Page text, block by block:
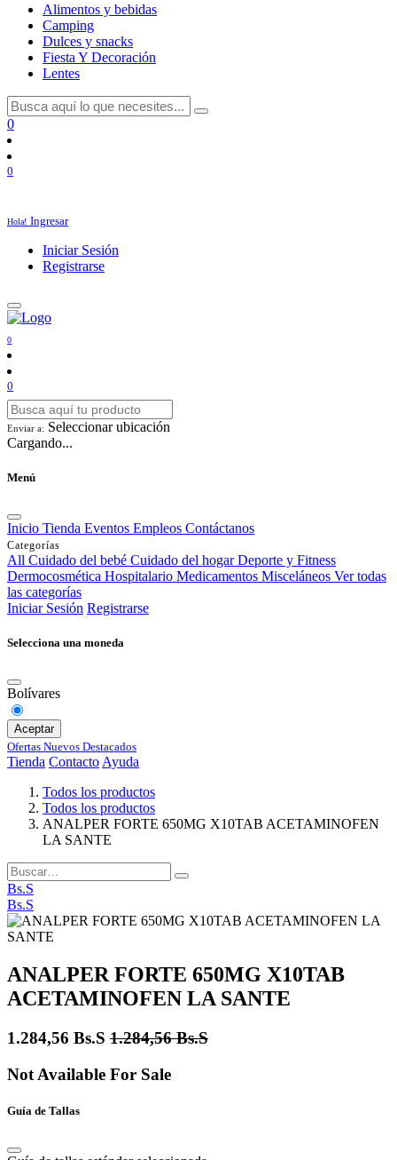
Alimentos y bebidas
Camping
Dulces y snacks
Fiesta Y Decoración
Lentes
0
0
Hola! Ingresar
Iniciar Sesión
Registrarse
0
0
Enviar a: Seleccionar ubicación
Cargando...
Menú
Inicio Tienda Eventos Empleos Contáctanos
Categorías
All Cuidado del bebé Cuidado del hogar Deporte y Fitness
Dermocosmética Hospitalario Medicamentos Misceláneos Ver todas
las categorías
Iniciar Sesión Registrarse
Selecciona una moneda
Bolívares
Aceptar
Ofertas Nuevos Destacados
Tienda Contacto Ayuda
Todos los productos
Todos los productos
ANALPER FORTE 650MG X10TAB ACETAMINOFEN
LA SANTE
Bs.S
Bs.S
ANALPER FORTE 650MG X10TAB
ACETAMINOFEN LA SANTE
1.284,56 Bs.S 1.284,56Bs.S
Not Available For Sale
Guía de Tallas